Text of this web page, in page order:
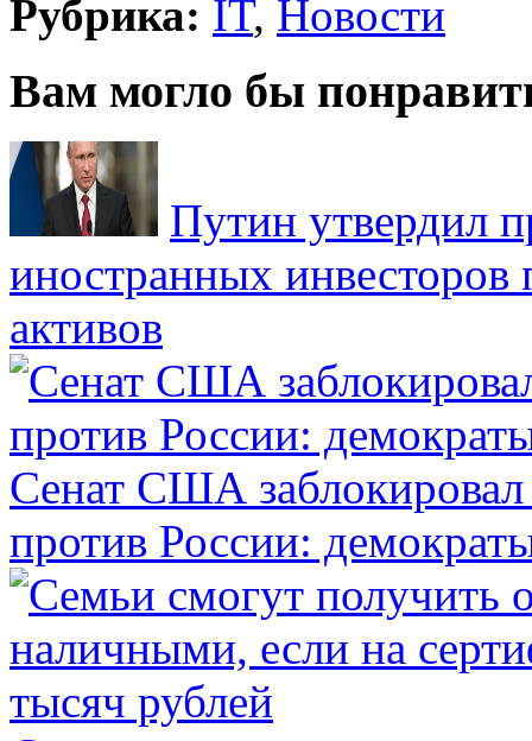
Рубрика: IT, Новости
Вам могло бы
Путин утвердил
иностранных инвесторов
активов
Сенат США заблокировал
против России: